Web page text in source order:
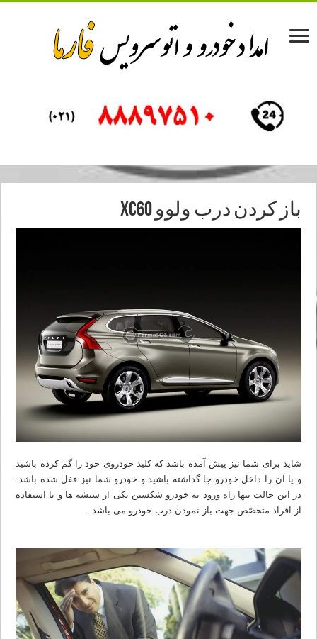
باز کردن درب ولوو XC60
شاید برای شما نیز پیش آمده باشد که کلید خودروی خود را گم کرده باشید
و یا آن را داخل خودرو جا گذاشته باشید و خودرو شما نیز قفل شده باشد.
در این حالت تنها راه ورود به خودرو شکستن یکی از شیشه ها و یا استفاده
از افراد متخصّص جهت باز نمودن درب خودرو می باشد.